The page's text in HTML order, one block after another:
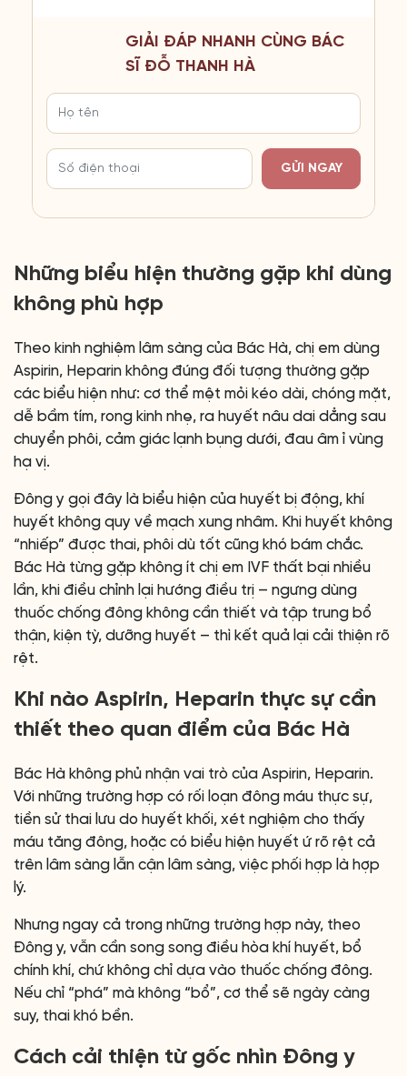
GIẢI ĐÁP NHANH CÙNG BÁC
SĨ ĐỖ THANH HÀ
GỬI NGAY
Những biểu hiện thường gặp khi dùng
không phù hợp
Theo kinh nghiệm lâm sàng của Bác Hà, chị em dùng
Aspirin, Heparin không đúng đối tượng thường gặp
các biểu hiện như: cơ thể mệt mỏi kéo dài, chóng mặt,
dễ bầm tím, rong kinh nhẹ, ra huyết nâu dai dẳng sau
chuyển phôi, cảm giác lạnh bụng dưới, đau âm ỉ vùng
hạ vị.
Đông y gọi đây là biểu hiện của huyết bị động, khí
huyết không quy về mạch xung nhâm. Khi huyết không
“nhiếp” được thai, phôi dù tốt cũng khó bám chắc.
Bác Hà từng gặp không ít chị em IVF thất bại nhiều
lần, khi điều chỉnh lại hướng điều trị – ngưng dùng
thuốc chống đông không cần thiết và tập trung bổ
thận, kiện tỳ, dưỡng huyết – thì kết quả lại cải thiện rõ
rệt.
Khi nào Aspirin, Heparin thực sự cần
thiết theo quan điểm của Bác Hà
Bác Hà không phủ nhận vai trò của Aspirin, Heparin.
Với những trường hợp có rối loạn đông máu thực sự,
tiền sử thai lưu do huyết khối, xét nghiệm cho thấy
máu tăng đông, hoặc có biểu hiện huyết ứ rõ rệt cả
trên lâm sàng lẫn cận lâm sàng, việc phối hợp là hợp
lý.
Nhưng ngay cả trong những trường hợp này, theo
Đông y, vẫn cần song song điều hòa khí huyết, bổ
chính khí, chứ không chỉ dựa vào thuốc chống đông.
Nếu chỉ “phá” mà không “bổ”, cơ thể sẽ ngày càng
suy, thai khó bền.
Cách cải thiện từ gốc nhìn Đông y